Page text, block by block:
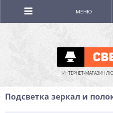
ИНТЕРНЕТ-МАГАЗИН
МЕНЮ
Подсветка зеркал и